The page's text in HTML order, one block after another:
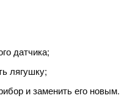
датчика;
лягушку;
и заменить его новым.